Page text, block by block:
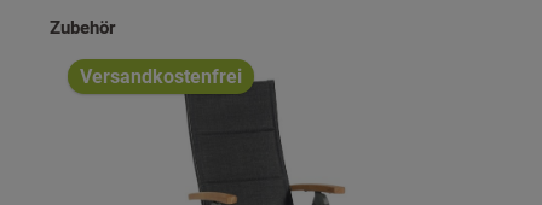
Produktgalerie überspringen
Zubehör
Versandkostenfrei